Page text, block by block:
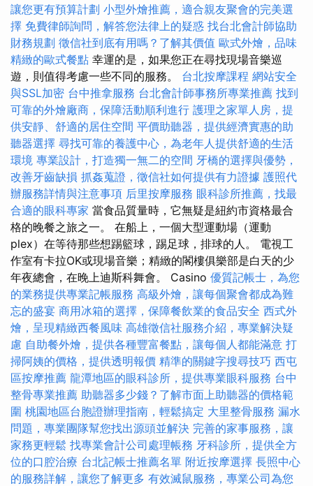
讓您更有預算計劃 小型外燴推薦，適合親友聚會的完美選
擇 免費律師詢問，解答您法律上的疑惑 找台北會計師協助
財務規劃 徵信社到底有用嗎？了解其價值 歐式外燴，品味
精緻的歐式餐點 幸運的是，如果您正在尋找現場音樂巡
遊，則值得考慮一些不同的服務。 台北按摩課程 網站安全
與SSL加密 台中推拿服務 台北會計師事務所專業推薦 找到
可靠的外燴廠商，保障活動順利進行 護理之家單人房，提
供安靜、舒適的居住空間 平價助聽器，提供經濟實惠的助
聽器選擇 尋找可靠的養護中心，為老年人提供舒適的生活
環境 專業設計，打造獨一無二的空間 牙橋的選擇與優勢，
改善牙齒缺損 抓姦蒐證，徵信社如何提供有力證據 護照代
辦服務詳情與注意事項 后里按摩服務 眼科診所推薦，找最
合適的眼科專家 當食品質量時，它無疑是紐約市資格最合
格的晚餐之旅之一。 在船上，一個大型運動場（運動
plex）在等待那些想踢籃球，踢足球，排球的人。 電視工
作室有卡拉OK或現場音樂；精緻的閣樓俱樂部是白天的少
年夜總會，在晚上迪斯科舞會。 Casino 優質記帳士，為您
的業務提供專業記帳服務 高級外燴，讓每個聚會都成為難
忘的盛宴 商用冰箱的選擇，保障餐飲業的食品安全 西式外
燴，呈現精緻西餐風味 高雄徵信社服務介紹，專業解決疑
慮 自助餐外燴，提供各種豐富餐點，讓每個人都能滿意 打
掃阿姨的價格，提供透明報價 精準的關鍵字搜尋技巧 西屯
區按摩推薦 龍潭地區的眼科診所，提供專業眼科服務 台中
整骨專業推薦 助聽器多少錢？了解市面上助聽器的價格範
圍 桃園地區台胞證辦理指南，輕鬆搞定 大里整骨服務 漏水
問題，專業團隊幫您找出源頭並解決 完善的家事服務，讓
家務更輕鬆 找專業會計公司處理帳務 牙科診所，提供全方
位的口腔治療 台北記帳士推薦名單 附近按摩選擇 長照中心
的服務詳解，讓您了解更多 有效滅鼠服務，專業公司為您